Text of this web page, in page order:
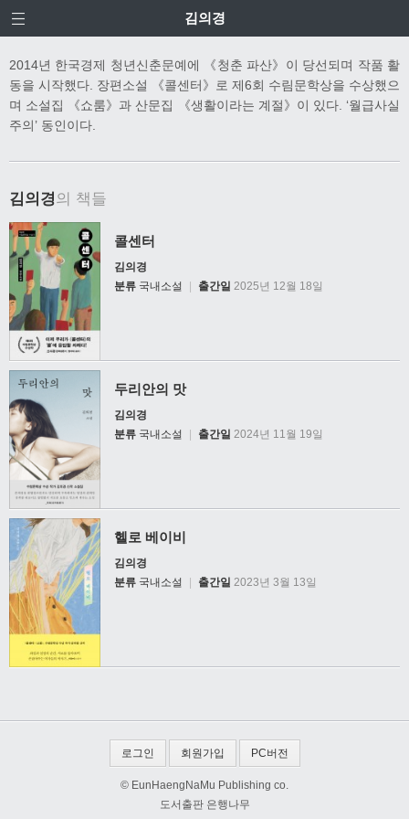
김의경
2014년 한국경제 청년신춘문예에 《청춘 파산》이 당선되며 작품 활
동을 시작했다. 장편소설 《콜센터》로 제6회 수림문학상을 수상했으
며 소설집 《쇼룸》과 산문집 《생활이라는 계절》이 있다. ‘월급사실
주의’ 동인이다.
김의경의 책들
콜센터
김의경
분류 국내소설 출간일 2025년 12월 18일
두리안의 맛
김의경
분류 국내소설 | 출간일 2024년 11월 19일
헬로 베이비
김의경
분류 국내소설 | 출간일 2023년 3월 13일
로그인 회원가입 PC버전
© EunHaengNaMu Publishing co.
도서출판 은행나무